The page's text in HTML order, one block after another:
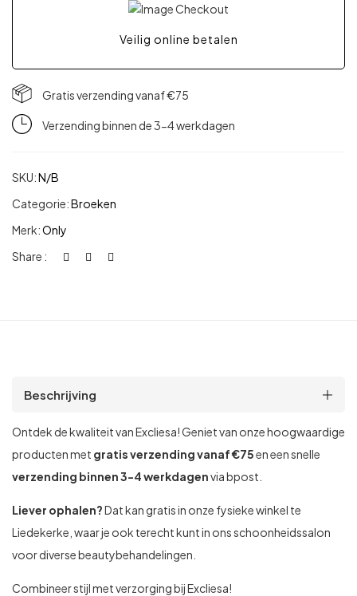
Veilig online betalen
Gratis verzending vanaf €75
Verzending binnen de 3-4 werkdagen
SKU:N/B
Categorie:Broeken
Merk:Only
Share :
Beschrijving
Ontdek de kwaliteit van Excliesa! Geniet van onze hoogwaardige
producten met gratis verzending vanaf €75en een snelle
verzending binnen 3-4 werkdagenvia bpost.
Liever ophalen?Dat kan gratis in onze fysieke winkel te
Liedekerke, waar je ook terecht kunt in ons schoonheidssalon
voor diverse beautybehandelingen.
Combineer stijl met verzorging bij Excliesa!